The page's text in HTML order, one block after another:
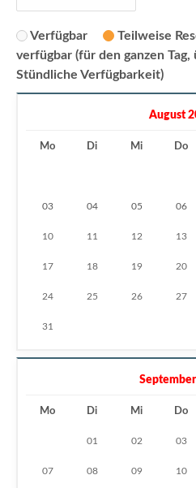
Verfügbar Teilweise
verfügbar (für den ganzen
Stündliche Verfügbarkeit)
August
Mo Di Mi Do
03 04 05 06
10 11 12 13
17 18 19 20
24 25 26 27
31
Mo Di Mi Do
01 02 03
07 08 09 10